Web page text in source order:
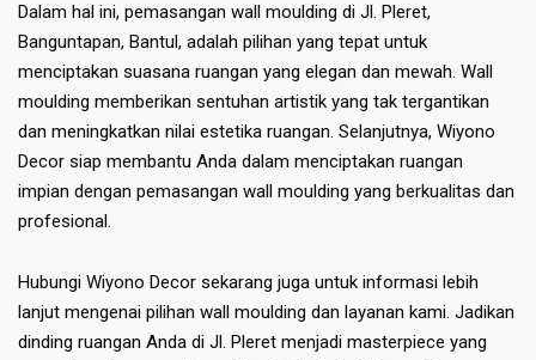
Dalam hal ini, pemasangan wall moulding di Jl. Pleret,
Banguntapan, Bantul, adalah pilihan yang tepat untuk
menciptakan suasana ruangan yang elegan dan mewah. Wall
moulding memberikan sentuhan artistik yang tak tergantikan
dan meningkatkan nilai estetika ruangan. Selanjutnya, Wiyono
Decor siap membantu Anda dalam menciptakan ruangan
impian dengan pemasangan wall moulding yang berkualitas dan
profesional.
Hubungi Wiyono Decor sekarang juga untuk informasi lebih
lanjut mengenai pilihan wall moulding dan layanan kami. Jadikan
dinding ruangan Anda di Jl. Pleret menjadi masterpiece yang